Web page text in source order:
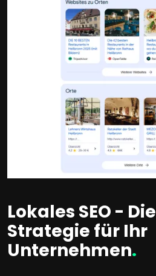
Lokales SEO - Die
Strategie für Ihr
Unternehmen.